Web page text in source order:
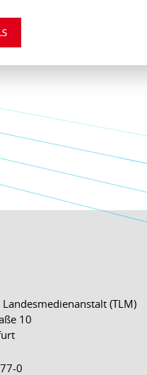
(TLM)
10
0